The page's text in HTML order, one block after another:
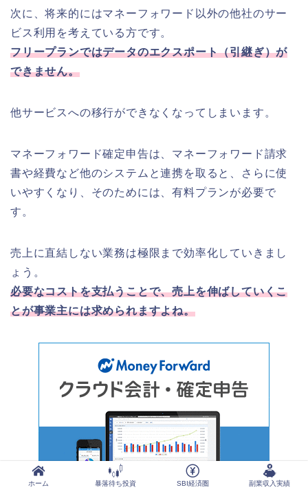
次に、将来的にはマネーフォワード以外の他社のサー
ビス利用を考えている方です。
フリープランではデータのエクスポート（引継ぎ）が
できません。
他サービスへの移行ができなくなってしまいます。
マネーフォワード確定申告は、マネーフォワード請求
書や経費など他のシステムと連携を取ると、さらに使
いやすくなり、そのためには、有料プランが必要で
す。
売上に直結しない業務は極限まで効率化していきまし
ょう。
必要なコストを支払うことで、売上を伸ばしていくこ
とが事業主には求められますよね。
ホーム 暴落待ち投資 SBI経済圏 副業収入実績